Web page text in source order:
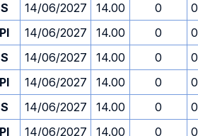
S 14/06/2027 14.00 0
PI 14/06/2027 14.00 0
S 14/06/2027 14.00 0
PI 14/06/2027 14.00 0
S 14/06/2027 14.00 0
PI 14/06/2027 14.00 0